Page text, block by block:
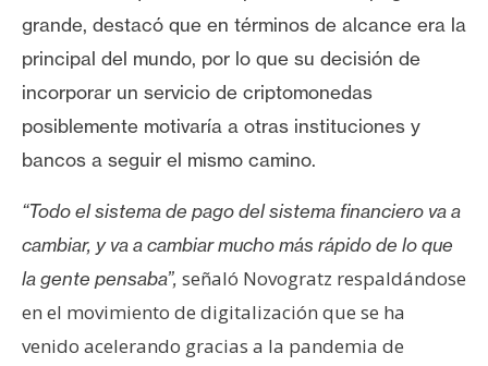
grande, destacó que en términos de alcance era la
principal del mundo, por lo que su decisión de
incorporar un servicio de criptomonedas
posiblemente motivaría a otras instituciones y
bancos a seguir el mismo camino.
“Todo el sistema de pago del sistema financiero va a
cambiar, y va a cambiar mucho más rápido de lo que
la gente pensaba”, señaló Novogratz respaldándose
en el movimiento de digitalización que se ha
venido acelerando gracias a la pandemia de